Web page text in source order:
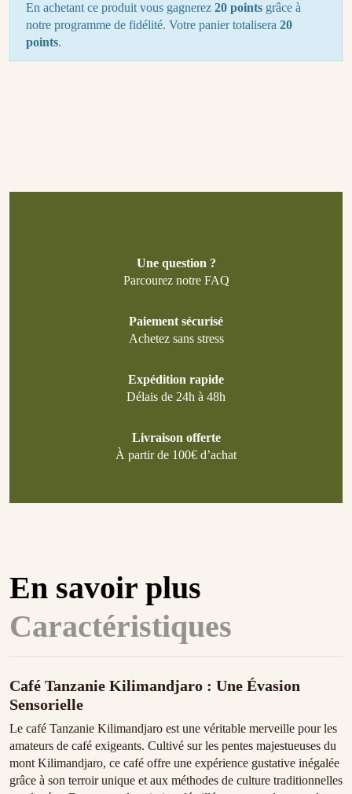
En achetant ce produit vous gagnerez 20 points grâce à
notre programme de fidélité. Votre panier totalisera 20
points.
Une question ?
Parcourez notre FAQ
Paiement sécurisé
Achetez sans stress
Expédition rapide
Délais de 24h à 48h
Livraison offerte
À partir de 100€ d’achat
En savoir plus
Caractéristiques
Café Tanzanie Kilimandjaro : Une Évasion
Sensorielle
Le café Tanzanie Kilimandjaro est une véritable merveille pour les
amateurs de café exigeants. Cultivé sur les pentes majestueuses du
mont Kilimandjaro, ce café offre une expérience gustative inégalée
grâce à son terroir unique et aux méthodes de culture traditionnelles